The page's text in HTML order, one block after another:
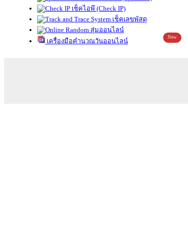
เช็คไอพี (Check IP)
เช็คเลขพัสดุ
สุ่มออนไลน์
เครื่องมือคำนวณวันออนไลน์
New